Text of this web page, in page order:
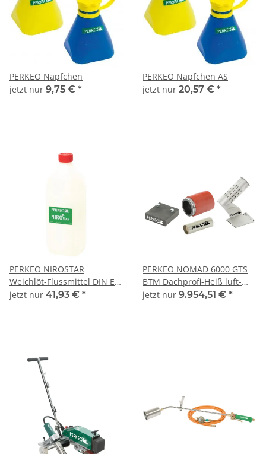
PERKEO Näpfchen
jetzt nur 9,75 € *
PERKEO Näpfchen AS
jetzt nur 20,57 € *
PERKEO NIROSTAR
Weichlöt-Flussmittel DIN EN
29454.1 für Edelstahl, 1000
jetzt nur 41,93 € *
PERKEO NOMAD 6000 GTS
BTM Dachprofi-Heiß luft-
Schweißautomat 400 V, 5700
jetzt nur 9.954,51 € *